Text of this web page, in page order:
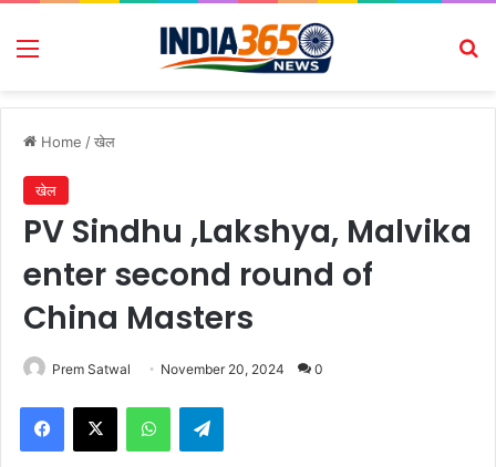
Menu
Home /खेल
खेल
PV Sindhu ,Lakshya, Malvika
enter second round of
China Masters
Prem Satwal November 20, 2024 0
Facebook
X WhatsAppTelegram